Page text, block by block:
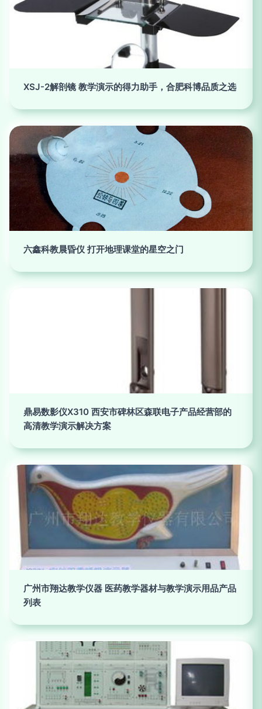
XSJ-2解剖镜 教学演示的得力助手，合肥科博品质之选
六鑫科教晨昏仪 打开地理课堂的星空之门
鼎易数影仪X310 西安市碑林区森联电子产品经营部的
高清教学演示解决方案
广州市翔达教学仪器 医药教学器材与教学演示用品产品
列表